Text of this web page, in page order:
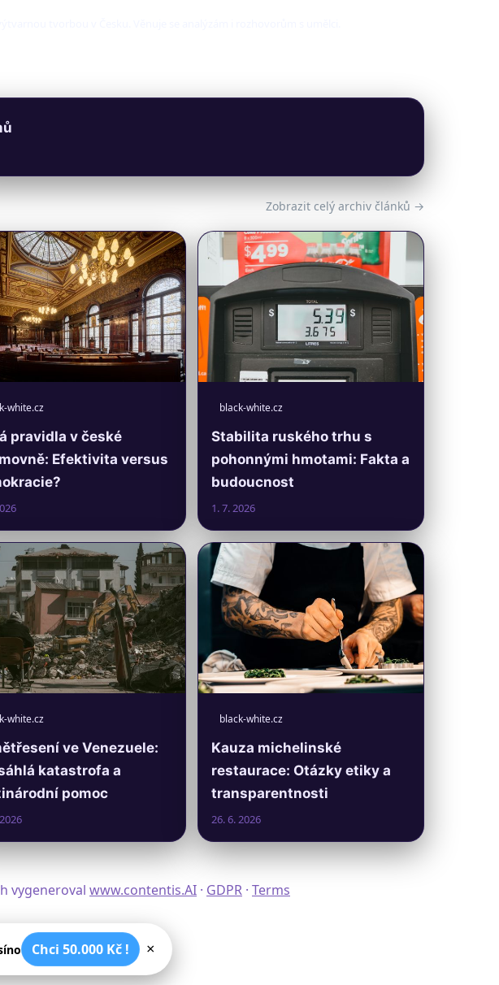
Zobrazit celý archiv článků →
white.cz
pravidla v české
Efektivita versus
black-white.cz
Stabilita ruského trhu s
pohonnými hmotami: Fakta a
budoucnost
1. 7. 2026
white.cz
ve Venezuele:
katastrofa a
pomoc
black-white.cz
Kauza michelinské
restaurace: Otázky etiky a
transparentnosti
26. 6. 2026
vygeneroval www.contentis.AI · GDPR · Terms
Chci 50.000 Kč ! ×